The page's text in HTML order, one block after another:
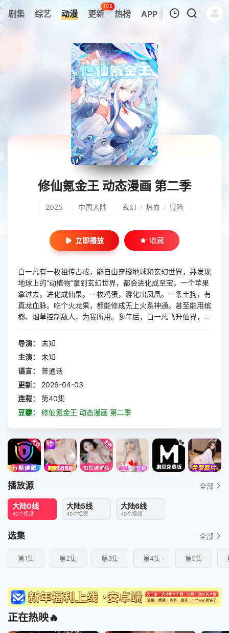
剧集 综艺 动漫 更新
102
热榜 APP
暂无观看影片的记录
修仙氪金王 动态漫画 第二季
2025 中国大陆 玄幻 / 热血 / 冒险
立即播放 收藏
白一凡有一枚祖传古戒，能自由穿梭地球和玄幻世界，并发现
地球上的“动植物”拿到玄幻世界，都会进化成至宝。一个苹果
拿过去，进化成仙果。一枚鸡蛋，孵化出凤凰。一条土狗，有
真龙血脉。吃个火龙果，都能修成无上火系神通。甚至能用槟
榔、烟草控制敌人，为我所用。多年后，白一凡飞升仙界，这
导演：
未知
主演：
未知
语言：
普通话
更新：
2026-04-03
连载：
第40集
豆瓣：
修仙氪金王 动态漫画 第二季
播放源 全部
大陆0线
40个视频
大陆5线
40个视频
大陆6线
40个视频
选集 全部
第1集 第2集 第3集 第4集 第5集
正在热映🔥